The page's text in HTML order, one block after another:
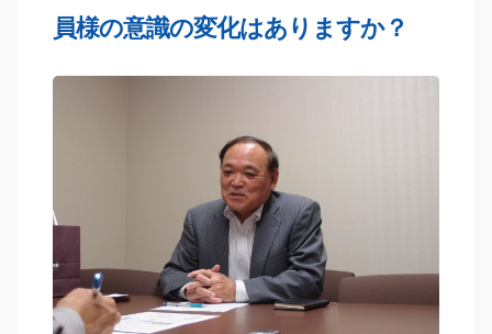
員様の意識の変化はありますか？